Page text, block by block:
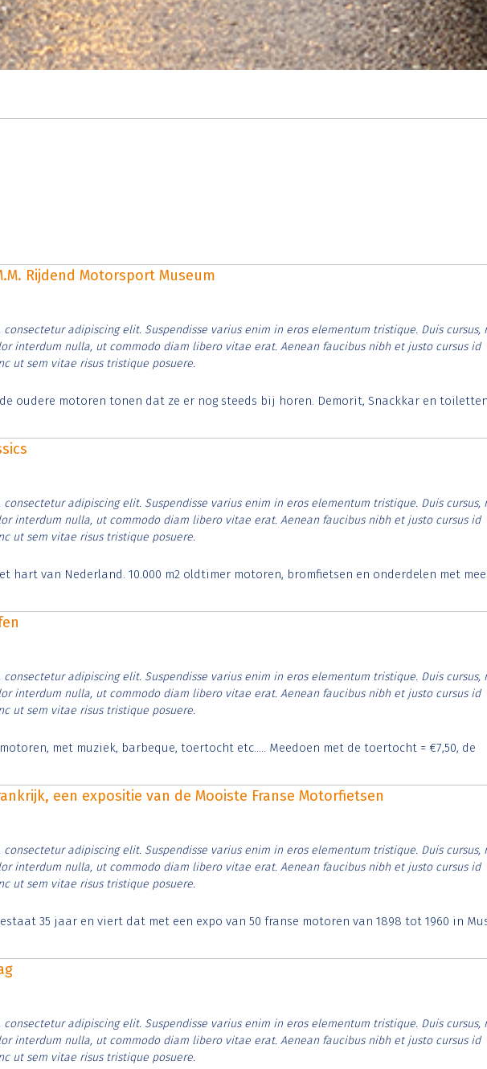
Rijdend Motorsport Museum
adipiscing elit. Suspendisse varius enim in eros elementum tristique. Duis cursus,
interdum nulla, ut commodo diam libero vitae erat. Aenean faucibus nibh et justo cursus id
ut sem vitae risus tristique posuere.
oudere motoren tonen dat ze er nog steeds bij horen. Demorit, Snackkar en
adipiscing elit. Suspendisse varius enim in eros elementum tristique. Duis cursus,
interdum nulla, ut commodo diam libero vitae erat. Aenean faucibus nibh et justo cursus id
ut sem vitae risus tristique posuere.
hart van Nederland. 10.000 m2 oldtimer motoren, bromfietsen en onderdelen met
adipiscing elit. Suspendisse varius enim in eros elementum tristique. Duis cursus,
interdum nulla, ut commodo diam libero vitae erat. Aenean faucibus nibh et justo cursus id
ut sem vitae risus tristique posuere.
met muziek, barbeque, toertocht etc..... Meedoen met de toertocht = €7,50, de
een expositie van de Mooiste Franse Motorfietsen
adipiscing elit. Suspendisse varius enim in eros elementum tristique. Duis cursus,
interdum nulla, ut commodo diam libero vitae erat. Aenean faucibus nibh et justo cursus id
ut sem vitae risus tristique posuere.
35 jaar en viert dat met een expo van 50 franse motoren van 1898 tot 1960 in
adipiscing elit. Suspendisse varius enim in eros elementum tristique. Duis cursus,
interdum nulla, ut commodo diam libero vitae erat. Aenean faucibus nibh et justo cursus id
ut sem vitae risus tristique posuere.